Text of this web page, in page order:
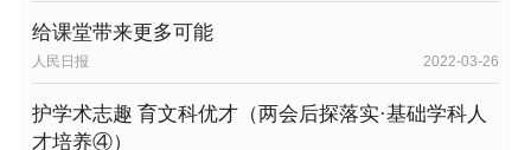
给课堂带来更多可能
人民日报 2022-03-26
护学术志趣 育文科优才（两会后探落实·基础学科人
才培养④）